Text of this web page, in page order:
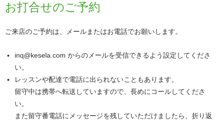
お打合せのご予約
ご来店のご予約は、メールまたはお電話でお願いします。
inq@kesela.com からのメールを受信できるよう設定してくださ
い。
レッスンや配達で電話に出られないこともあります。
留守中は携帯へ転送していますので、長めにコールしてくださ
い。
また留守番電話にメッセージを残していただけましたら、折り返